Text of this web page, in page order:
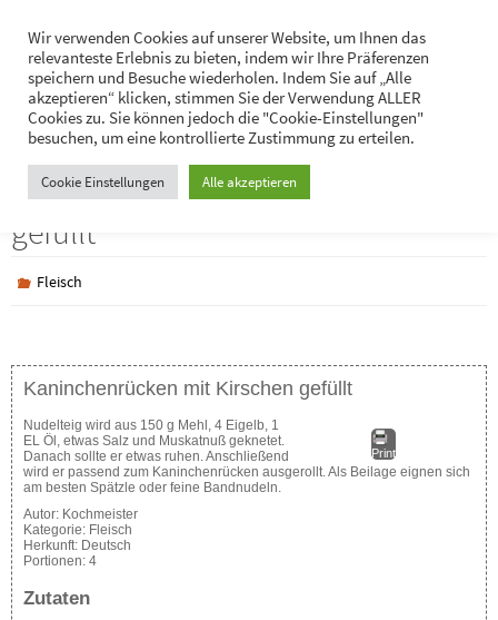
Inhalt
springen
Hans-Jürgen Lukaschik
Persönliches
Kaninchenrücken mit Kirschen
gefüllt
Fleisch
Kaninchenrücken mit Kirschen gefüllt
Print
Nudelteig wird aus 150 g Mehl, 4 Eigelb, 1
EL Öl, etwas Salz und Muskatnuß geknetet.
Danach sollte er etwas ruhen. Anschließend
wird er passend zum Kaninchenrücken ausgerollt. Als Beilage eignen sich
am besten Spätzle oder feine Bandnudeln.
Autor: Kochmeister
Kategorie: Fleisch
Herkunft: Deutsch
Portionen: 4
Zutaten
Wir verwenden Cookies auf unserer Website, um Ihnen das
relevanteste Erlebnis zu bieten, indem wir Ihre Präferenzen
speichern und Besuche wiederholen. Indem Sie auf „Alle
akzeptieren“ klicken, stimmen Sie der Verwendung ALLER
Cookies zu. Sie können jedoch die "Cookie-Einstellungen"
besuchen, um eine kontrollierte Zustimmung zu erteilen.
Cookie Einstellungen Alle akzeptieren